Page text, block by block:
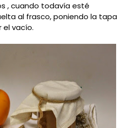
, cuando todavía esté
al frasco, poniendo la tapa
vacío.